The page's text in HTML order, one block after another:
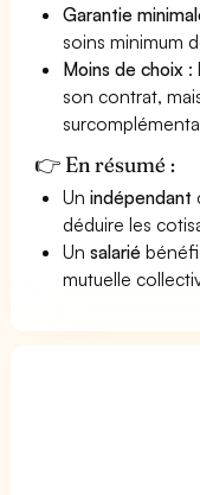
Garantie
soins minimum
Moins de choix :
son contrat,
👉 En résumé :
Unindépendant
déduire les
Unsalarié
mutuelle